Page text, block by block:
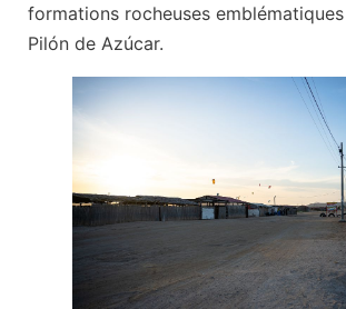
formations rocheuses
Pilón de Azúcar.